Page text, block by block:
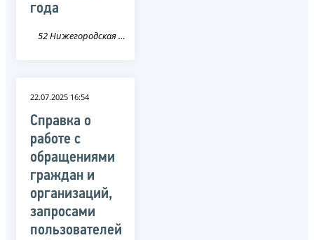
года
52 Нижегородская область
22.07.2025 16:54
Справка о
работе с
обращениями
граждан и
организаций,
запросами
пользователей